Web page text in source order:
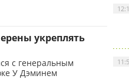
укреплять
с генеральным
У Дэминем